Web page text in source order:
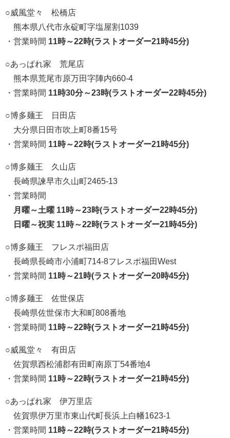
○威風堂々 松橋店
熊本県八代市永碇町字塩屋割1039
・営業時間 11時～22時(ラストオーダー21時45分)
○あっぱれ家 荒尾店
熊本県荒尾市原万田字陣内660-4
・営業時間 11時30分～23時(ラストオーダー22時45分)
○博多麺王 日田店
大分県日田市吹上町8番15号
・営業時間 11時～22時(ラストオーダー21時45分)
○博多麺王 久山店
長崎県諫早市久山町2465-13
・営業時間
月曜～土曜 11時～23時(ラストオーダー22時45分)
日曜～祝実 11時～22時(ラストオーダー21時45分)
○博多麺王 フレスポ福田店
長崎県長崎市小浦町714-8フレスポ福田West
・営業時間 11時～21時(ラストオーダー20時45分)
○博多麺王 佐世保店
長崎県佐世保市大和町808番地
・営業時間 11時～22時(ラストオーダー21時45分)
○威風堂々 有田店
佐賀県西松浦郡有田町南原丁54番地4
・営業時間 11時～22時(ラストオーダー21時45分)
○あっぱれ家 伊万里店
佐賀県伊万里市東山代町長浜上白幡1623-1
・営業時間 11時～22時(ラストオーダー21時45分)